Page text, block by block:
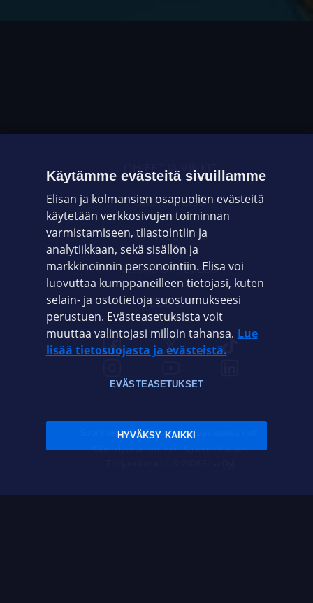
OHJEET JA VINKIT
OMAYHTEISÖ
VIANSELVITYS
ASIAKASPALVELU
ELISA.FI
Sopimusehdot Tietosuoja Evästeasetukset
Sääntelyviranomaiset Saavutettavuus
Käytämme evästeitä sivuillamme
Elisan ja kolmansien osapuolien evästeitä
käytetään verkkosivujen toiminnan
varmistamiseen, tilastointiin ja
analytiikkaan, sekä sisällön ja
markkinoinnin personointiin. Elisa voi
luovuttaa kumppaneilleen tietojasi, kuten
selain- ja ostotietoja suostumukseesi
perustuen. Evästeasetuksista voit
muuttaa valintojasi milloin tahansa. Lue
lisää tietosuojasta ja evästeistä.
EVÄSTEASETUKSET
HYVÄKSY KAIKKI